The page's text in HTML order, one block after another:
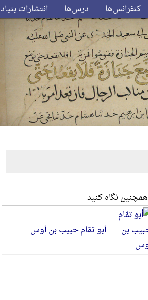
کنفرانس‌ها درس‌ها انتشارات بنیاد
همچنین نگاه کنید
أبو تمّام حبیب بن أوس